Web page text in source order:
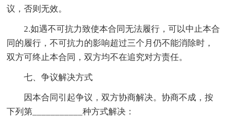
议，否则无效。
2.如遇不可抗力致使本合同无法履行，可以中止本合
同的履行，不可抗力的影响超过三个月仍不能消除时，
双方可终止本合同，双方均不在追究对方责任。
七、争议解决方式
因本合同引起争议，双方协商解决。协商不成，按
下列第___________种方式解决：